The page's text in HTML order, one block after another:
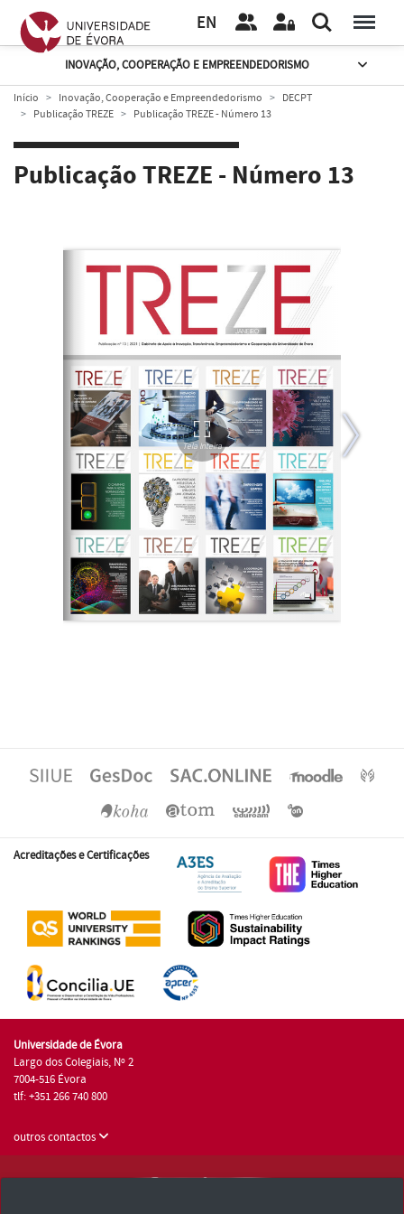
EN
INOVAÇÃO, COOPERAÇÃO E EMPREENDEDORISMO
Início Inovação, Cooperação e Empreendedorismo
DECPT
Publicação TREZE
Publicação TREZE - Número 13
Publicação TREZE - Número 13
Acreditações e Certificações
Universidade de Évora
Largo dos Colegiais, Nº 2
7004-516 Évora
tlf: +351 266 740 800
outros contactos